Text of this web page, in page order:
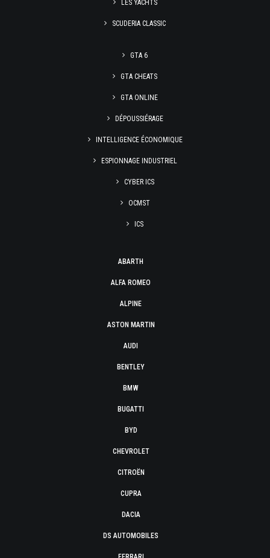
LES YACHTS
SCUDERIA CLASSIC
GTA 6
GTA CHEATS
GTA ONLINE
DÉPOUSSIÉRAGE
INTELLIGENCE ÉCONOMIQUE
ESPIONNAGE INDUSTRIEL
CYBER ICS
OCMST
ICS
ABARTH
ALFA ROMEO
ALPINE
ASTON MARTIN
AUDI
BENTLEY
BMW
BUGATTI
BYD
CHEVROLET
CITROËN
CUPRA
DACIA
DS AUTOMOBILES